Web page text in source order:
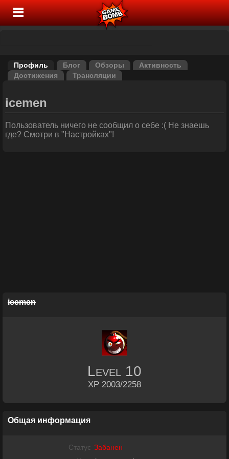
Профиль Блог Обзоры
Активность
Достижения
Трансляции
icemen
Пользователь ничего не сообщил о себе :( Не знаешь
где? Смотри в "Настройках"!
icemen
Level 10
XP 2003/2258
Общая информация
Статус Забанен